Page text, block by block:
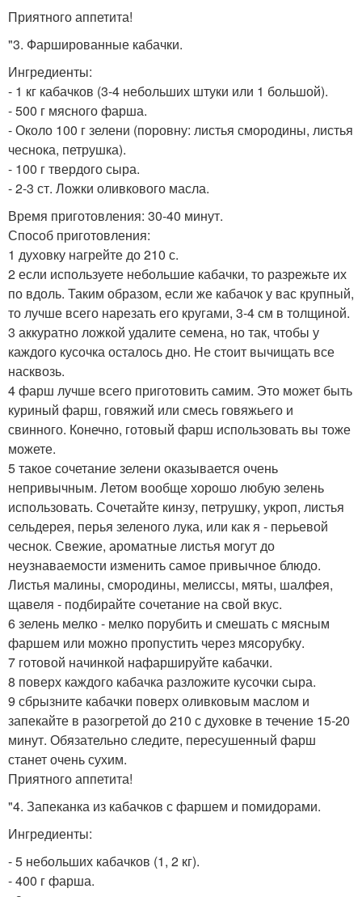
Приятного аппетита!
"3. Фаршированные кабачки.
Ингредиенты:
- 1 кг кабачков (3-4 небольших штуки или 1 большой).
- 500 г мясного фарша.
- Около 100 г зелени (поровну: листья смородины, листья
чеснока, петрушка).
- 100 г твердого сыра.
- 2-3 ст. Ложки оливкового масла.
Время приготовления: 30-40 минут.
Способ приготовления:
1 духовку нагрейте до 210 с.
2 если используете небольшие кабачки, то разрежьте их
по вдоль. Таким образом, если же кабачок у вас крупный,
то лучше всего нарезать его кругами, 3-4 см в толщиной.
3 аккуратно ложкой удалите семена, но так, чтобы у
каждого кусочка осталось дно. Не стоит вычищать все
насквозь.
4 фарш лучше всего приготовить самим. Это может быть
куриный фарш, говяжий или смесь говяжьего и
свинного. Конечно, готовый фарш использовать вы тоже
можете.
5 такое сочетание зелени оказывается очень
непривычным. Летом вообще хорошо любую зелень
использовать. Сочетайте кинзу, петрушку, укроп, листья
сельдерея, перья зеленого лука, или как я - перьевой
чеснок. Свежие, ароматные листья могут до
неузнаваемости изменить самое привычное блюдо.
Листья малины, смородины, мелиссы, мяты, шалфея,
щавеля - подбирайте сочетание на свой вкус.
6 зелень мелко - мелко порубить и смешать с мясным
фаршем или можно пропустить через мясорубку.
7 готовой начинкой нафаршируйте кабачки.
8 поверх каждого кабачка разложите кусочки сыра.
9 сбрызните кабачки поверх оливковым маслом и
запекайте в разогретой до 210 с духовке в течение 15-20
минут. Обязательно следите, пересушенный фарш
станет очень сухим.
Приятного аппетита!
"4. Запеканка из кабачков с фаршем и помидорами.
Ингредиенты:
- 5 небольших кабачков (1, 2 кг).
- 400 г фарша.